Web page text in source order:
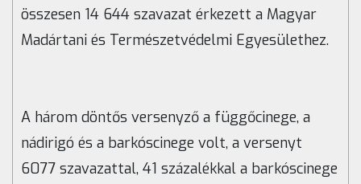
összesen 14 644 szavazat érkezett a Magyar
Madártani és Természetvédelmi Egyesülethez.
A három döntős versenyző a függőcinege, a
nádirigó és a barkóscinege volt, a versenyt
6077 szavazattal, 41 százalékkal a barkóscinege